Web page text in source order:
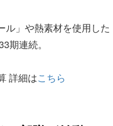
ル」や熱素材を使用し
期連続。
詳細はこちら